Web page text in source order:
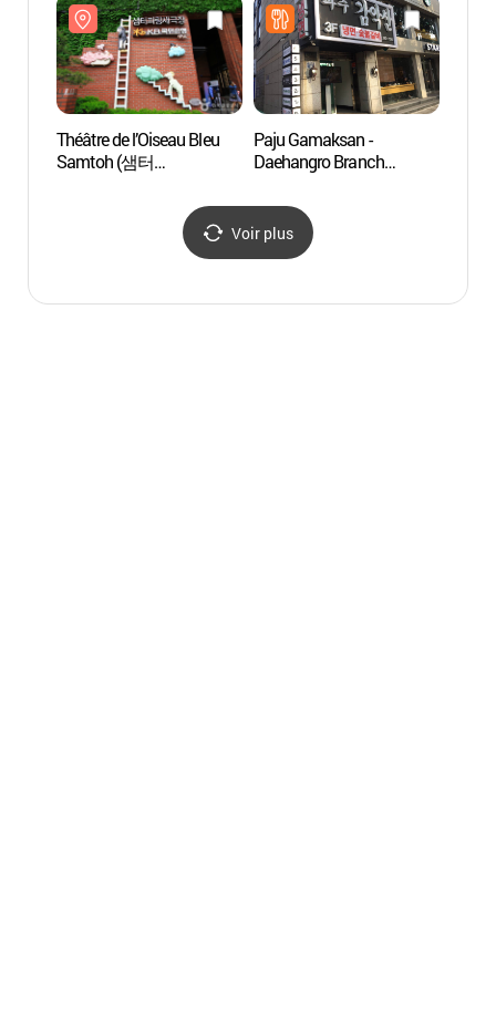
Théâtre de l’Oiseau Bleu
Samtoh (샘터
Paju Gamaksan -
Daehangro Branch
Voir plus